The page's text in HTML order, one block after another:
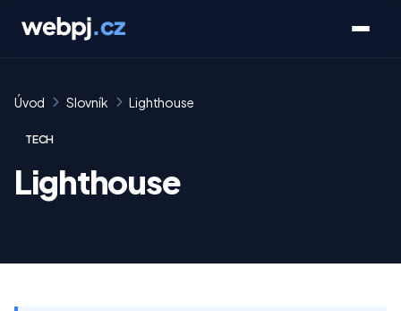
Úvod Slovník Lighthouse
TECH
Lighthouse